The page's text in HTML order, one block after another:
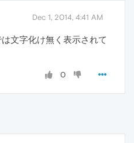
Dec 1, 2014, 4:41 AM
文字化け無く表示されて
0